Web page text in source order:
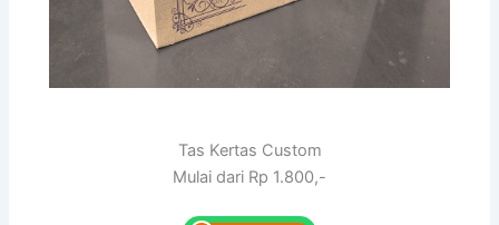
Tas Kertas Custom
Mulai dari Rp 1.800,-